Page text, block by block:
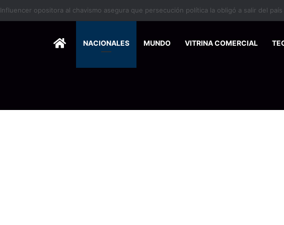
Industria plástica se suma a la economía circular
HOMENACIONALES MUNDO VITRINA COMERCIAL